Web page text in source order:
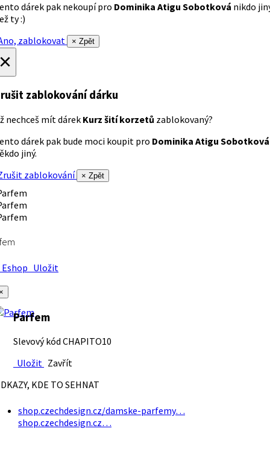
dárek pak nekoupí pro Dominika Atigu Sobotková nikdo
ty :)
zablokovat
× Zpět
zablokování dárku
nechceš mít dárek Kurz šití korzetů zablokovaný?
dárek pak bude moci koupit pro Dominika Atigu Sobotková
jiný.
zablokování
× Zpět
Uložit
Parfem
Slevový kód CHAPITO10
Uložit Zavřít
KDE TO SEHNAT
shop.czechdesign.cz/damske-parfemy…
shop.czechdesign.cz…